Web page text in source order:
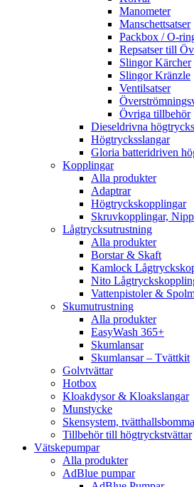
Manometer
Manschettsatser
Packbox / O-
Repsatser till
Slingor Kärcher
Slingor Kränzle
Ventilsatser
Övriga tillbehör
Dieseldrivna
Högtrycksslangar
Gloria batteridriven
Kopplingar
Alla produkter
Adaptrar
Högtryckskopplingar
Skruvkopplingar,
Lågtrycksutrustning
Alla produkter
Borstar & Skaft
Kamlock
Nito
Vattenpistoler &
Skumutrustning
Alla produkter
EasyWash 365+
Skumlansar
Skumlansar – Tvättkit
Golvtvättar
Hotbox
Kloakdysor & Kloakslangar
Munstycke
Skensystem,
Tillbehör till högtryckstvättar
Vätskepumpar
Alla produkter
AdBlue pumpar